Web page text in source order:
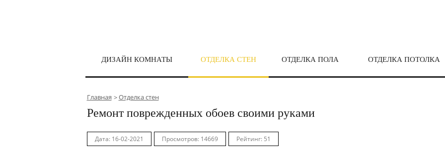
ДИЗАЙН КОМНАТЫ ОТДЕЛКА СТЕН ОТДЕЛКА ПОЛА ОТДЕЛКА ПОТОЛКА
Главная Отделка стен
Ремонт поврежденных обоев своими руками
Дата: 16-02-2021 Просмотров: 14669 Рейтинг: 51